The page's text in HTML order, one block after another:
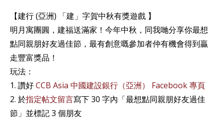
【建行 (亞洲) 「建」字賀中秋有獎遊戲 】
明月寓團圓，建福送滿家！今年中秋，同我哋分享你最想
點同親朋好友過佳節，最有創意嘅參加者仲有機會得到贏
走豐富獎品！
玩法：
1. 讚好CCB Asia 中國建設銀行（亞洲） Facebook 專頁
2. 於指定帖文留言寫下 30 字內「最想點同親朋好友過佳
節」並標記 3 個朋友